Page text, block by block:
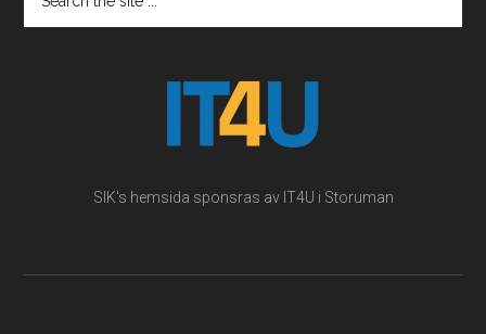
the
SIK's hemsida sponsras av IT4U i Storuman